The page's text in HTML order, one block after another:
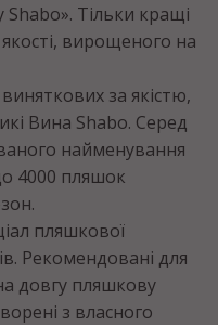
Тільки кращі
вирощеного на
за якістю,
Вина Shabo. Серед
найменування
4000 пляшок
пляшкової
Рекомендовані для
довгу пляшкову
з власного